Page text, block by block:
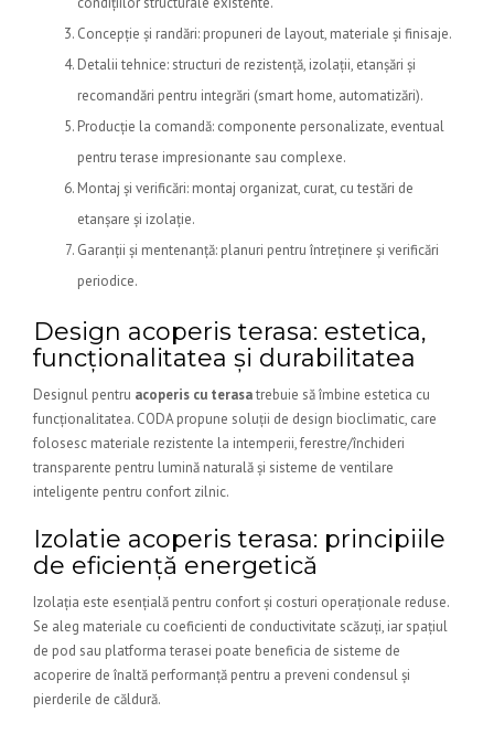
Concepție și randări: propuneri de layout, materiale și finisaje.
Detalii tehnice: structuri de rezistență, izolații, etanșări și
recomandări pentru integrări (smart home, automatizări).
Producție la comandă: componente personalizate, eventual
pentru terase impresionante sau complexe.
Montaj și verificări: montaj organizat, curat, cu testări de
etanșare și izolație.
Garanții și mentenanță: planuri pentru întreținere și verificări
periodice.
Design acoperis terasa: estetica,
funcționalitatea și durabilitatea
Designul pentru acoperis cu terasatrebuie să îmbine estetica cu
funcționalitatea. CODA propune soluții de design bioclimatic, care
folosesc materiale rezistente la intemperii, ferestre/închideri
transparente pentru lumină naturală și sisteme de ventilare
inteligente pentru confort zilnic.
Izolatie acoperis terasa: principiile
de eficiență energetică
Izolația este esențială pentru confort și costuri operaționale reduse.
Se aleg materiale cu coeficienti de conductivitate scăzuți, iar spațiul
de pod sau platforma terasei poate beneficia de sisteme de
acoperire de înaltă performanță pentru a preveni condensul și
pierderile de căldură.